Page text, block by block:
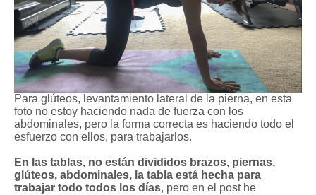
Para glúteos, levantamiento lateral de la pierna, en esta
foto no estoy haciendo nada de fuerza con los
abdominales, pero la forma correcta es haciendo todo el
esfuerzo con ellos, para trabajarlos.
En las tablas, no están divididos brazos, piernas,
glúteos, abdominales, la tabla está hecha para
trabajar todo todos los días, pero en el post he